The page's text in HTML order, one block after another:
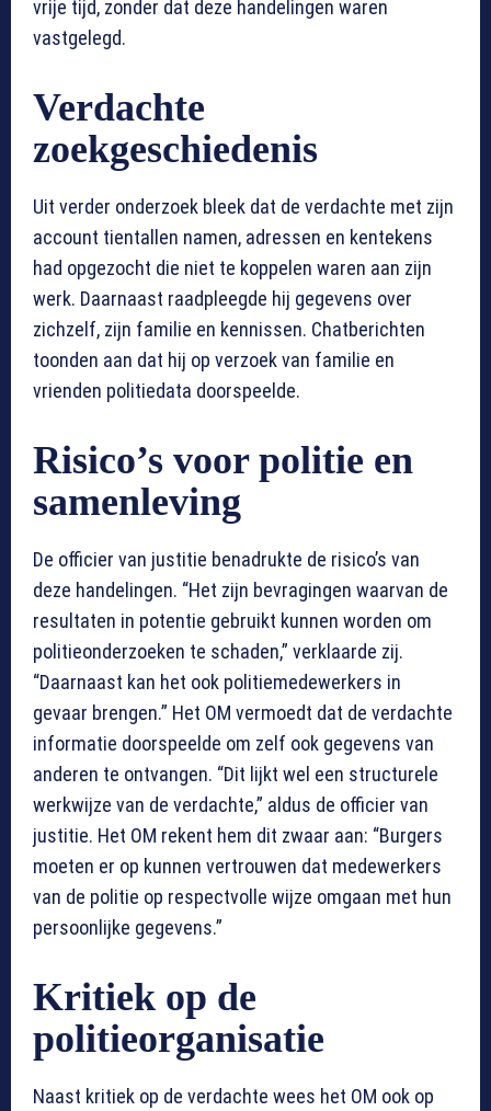
vrije tijd, zonder dat deze handelingen waren
vastgelegd.
Verdachte
zoekgeschiedenis
Uit verder onderzoek bleek dat de verdachte met zijn
account tientallen namen, adressen en kentekens
had opgezocht die niet te koppelen waren aan zijn
werk. Daarnaast raadpleegde hij gegevens over
zichzelf, zijn familie en kennissen. Chatberichten
toonden aan dat hij op verzoek van familie en
vrienden politiedata doorspeelde.
Risico’s voor politie en
samenleving
De officier van justitie benadrukte de risico’s van
deze handelingen. “Het zijn bevragingen waarvan de
resultaten in potentie gebruikt kunnen worden om
politieonderzoeken te schaden,” verklaarde zij.
“Daarnaast kan het ook politiemedewerkers in
gevaar brengen.” Het OM vermoedt dat de verdachte
informatie doorspeelde om zelf ook gegevens van
anderen te ontvangen. “Dit lijkt wel een structurele
werkwijze van de verdachte,” aldus de officier van
justitie. Het OM rekent hem dit zwaar aan: “Burgers
moeten er op kunnen vertrouwen dat medewerkers
van de politie op respectvolle wijze omgaan met hun
persoonlijke gegevens.”
Kritiek op de
politieorganisatie
Naast kritiek op de verdachte wees het OM ook op